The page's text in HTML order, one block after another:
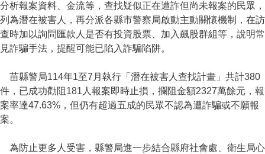
分析報案資料、金流等，查找疑似正在遭詐但尚未報案的民眾，
列為潛在被害人，再分派各縣市警察局啟動主動關懷機制，在訪
查時加以詢問匯款人是否有投資股票、加入飆股群組等，說明常
見詐騙手法，提醒可能已陷入詐騙陷阱。
苗縣警局114年1至7月執行「潛在被害人查找計畫」共計380
件，已成功勸阻181人報案即時止損，攔阻金額2327萬餘元，報
案率達47.63%，但仍有超過五成的民眾不認為遭詐騙或不願報
案。
為防止更多人受害，縣警局進一步結合縣府社會處、衛生局心